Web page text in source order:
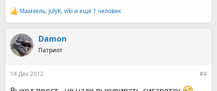
Р
е
к
ц
и
Мамзель, JulyK,viki и ещё 1 человек
Damon
Патриот
14 Дек 2012 #4